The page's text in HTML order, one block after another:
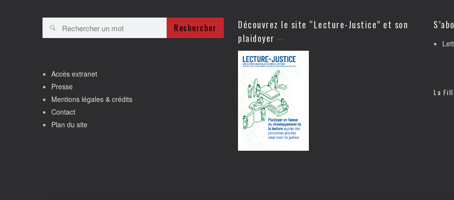
Rechercher
Accès extranet
Presse
Mentions légales & crédits
Contact
Plan du site
Découvrez le site “Lecture-Justice” et son
plaidoyer
La